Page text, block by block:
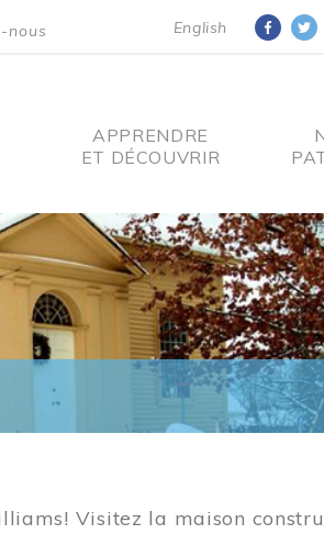
English
nous
APPRENDRE
ET DÉCOUVRIR
Visitez la maison